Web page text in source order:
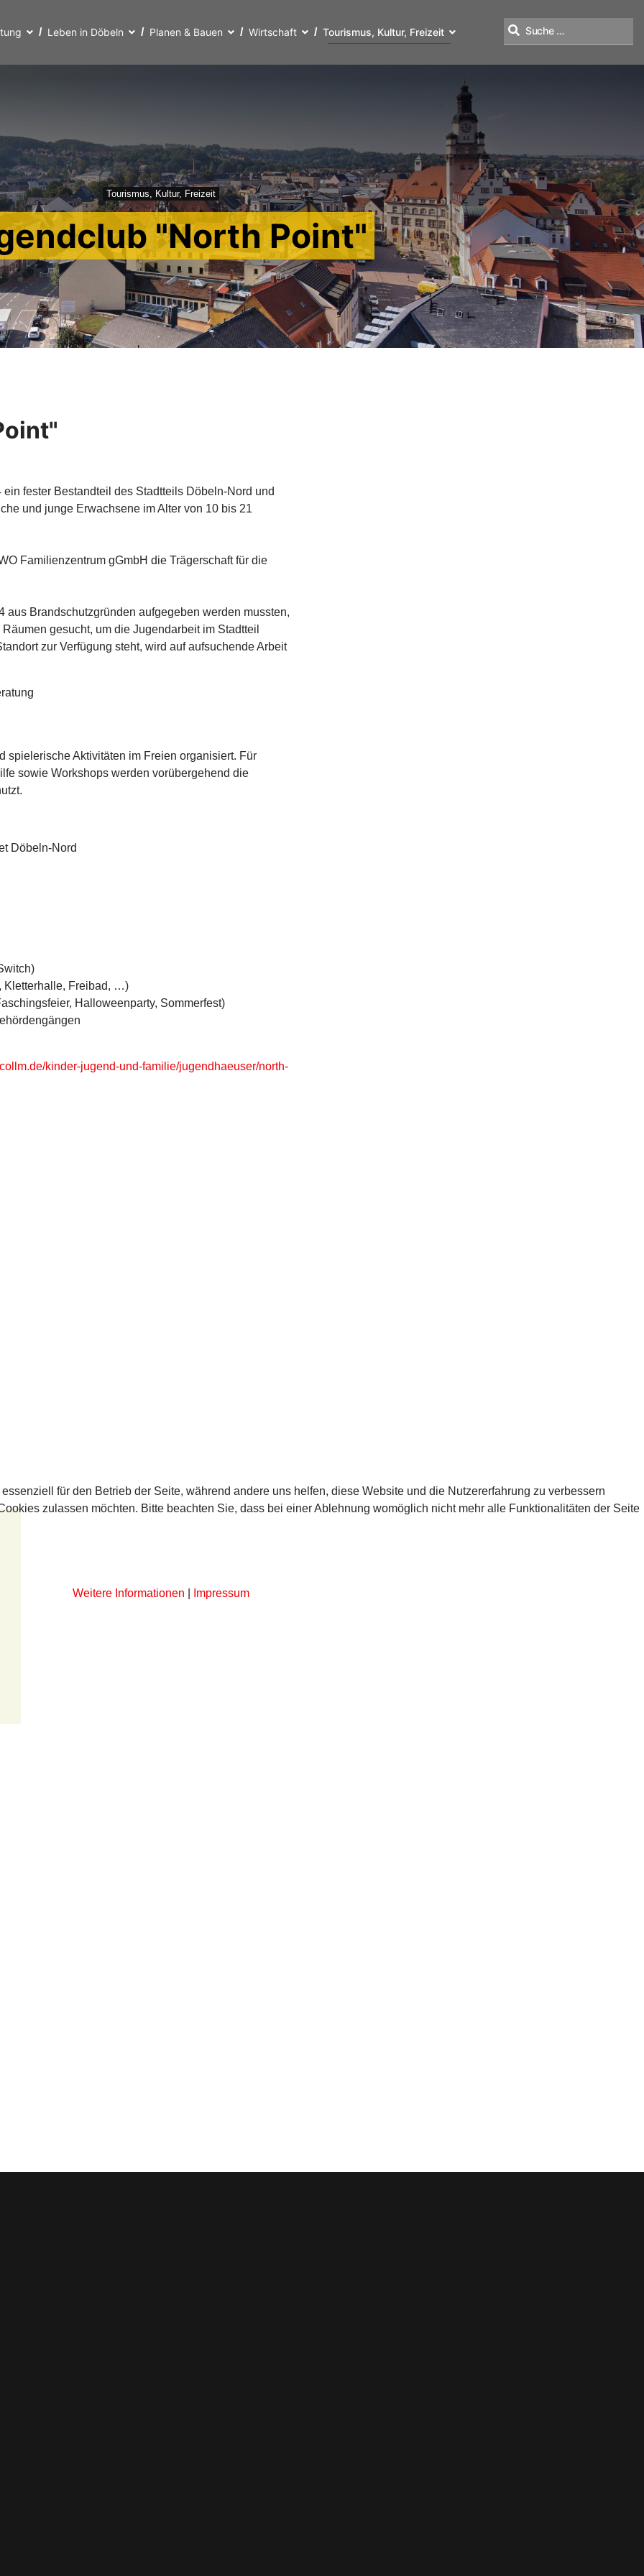
Leben in Döbeln Planen & Bauen Wirtschaft Tourismus, Kultur, Freizeit
Tourismus, Kultur, Freizeit
"North Point"
fester Bestandteil des Stadtteils Döbeln-Nord und
und junge Erwachsene im Alter von 10 bis 21
Familienzentrum gGmbH die Trägerschaft für die
Brandschutzgründen aufgegeben werden mussten,
gesucht, um die Jugendarbeit im Stadtteil
zur Verfügung steht, wird auf aufsuchende Arbeit
spielerische Aktivitäten im Freien organisiert. Für
sowie Workshops werden vorübergehend die
Döbeln-Nord
Kletterhalle, Freibad, …)
Halloweenparty, Sommerfest)
kinder-jugend-und-familie/jugendhaeuser/north-
für den Betrieb der Seite, während andere uns helfen, diese Website und die Nutzererfahrung zu verbessern
zulassen möchten. Bitte beachten Sie, dass bei einer Ablehnung womöglich nicht mehr alle Funktionalitäten der Seite
Weitere Informationen Impressum